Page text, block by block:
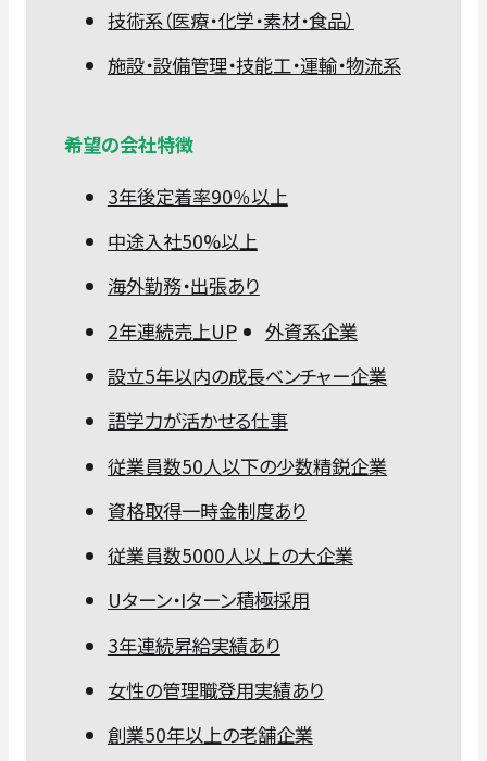
技術系（医療・化学・素材・食品）
施設・設備管理・技能工・運輸・物流系
希望の会社特徴
3年後定着率90％以上
中途入社50%以上
海外勤務・出張あり
2年連続売上UP
外資系企業
設立5年以内の成長ベンチャー企業
語学力が活かせる仕事
従業員数50人以下の少数精鋭企業
資格取得一時金制度あり
従業員数5000人以上の大企業
Uターン・Iターン積極採用
3年連続昇給実績あり
女性の管理職登用実績あり
創業50年以上の老舗企業